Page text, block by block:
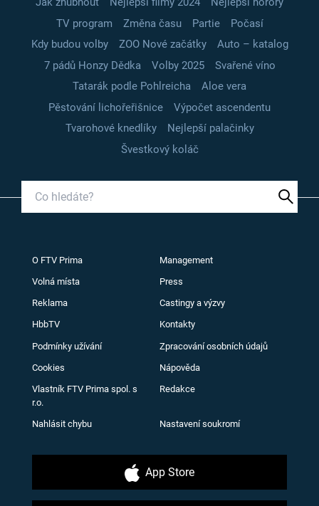
TV program
Změna času Partie
Počasí
Kdy budou volby
ZOO Nové začátky
Auto – katalog
7 pádů Honzy Dědka
Volby 2025
Svařené víno
Tatarák podle Pohlreicha
Aloe vera
Pěstování lichořeřišnice
Výpočet ascendentu
Tvarohové knedlíky
Nejlepší palačinky
Švestkový koláč
O FTV Prima Management
Volná místa Press
Reklama Castingy a výzvy
HbbTV Kontakty
Podmínky užívání Zpracování osobních údajů
Cookies Nápověda
Vlastník FTV Prima spol. s
r.o.
Redakce
Nahlásit chybu Nastavení soukromí
App Store